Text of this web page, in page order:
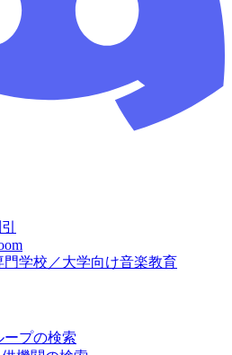
門学校／大学向け音楽教育
ープの検索